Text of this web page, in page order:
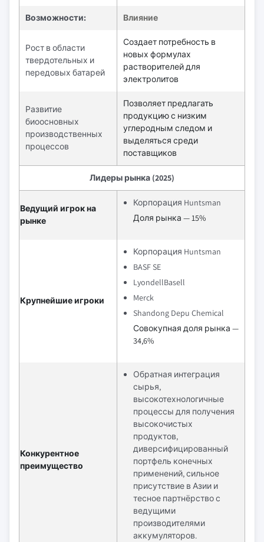
Возможности: Влияние
Рост в области
твердотельных и
передовых батарей
Создает потребность в
новых формулах
растворителей для
электролитов
Развитие
биоосновных
производственных
процессов
Позволяет предлагать
продукцию с низким
углеродным следом и
выделяться среди
поставщиков
Лидеры рынка (2025)
Ведущий игрок на
рынке
Корпорация Huntsman
Доля рынка — 15%
Крупнейшие игроки
Корпорация Huntsman
BASF SE
LyondellBasell
Merck
Shandong Depu Chemical
Совокупная доля рынка —
34,6%
Конкурентное
преимущество
Обратная интеграция
сырья,
высокотехнологичные
процессы для получения
высокочистых
продуктов,
диверсифицированный
портфель конечных
применений, сильное
присутствие в Азии и
тесное партнёрство с
ведущими
производителями
аккумуляторов.